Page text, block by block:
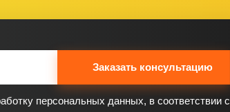
Заказать консультацию
персональных данных, в соответствии с